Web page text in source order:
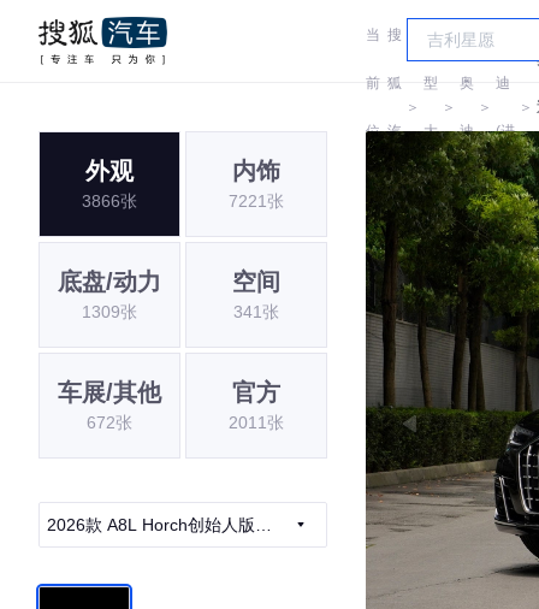
当
前
位
置:
搜
狐
汽
车
＞
车
型
大
全
＞
奥
迪
＞
迪
(进
口)
＞
外观
3866张
内饰
7221张
底盘/动力
1309张
空间
341张
车展/其他
672张
官方
2011张
2026款 A8L Horch创始人版